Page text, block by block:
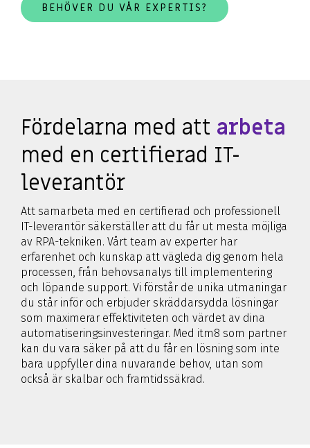
BEHÖVER DU VÅR EXPERTIS?
Fördelarna med att arbeta
med en certifierad IT-
leverantör
Att samarbeta med en certifierad och professionell
IT-leverantör säkerställer att du får ut mesta möjliga
av RPA-tekniken. Vårt team av experter har
erfarenhet och kunskap att vägleda dig genom hela
processen, från behovsanalys till implementering
och löpande support. Vi förstår de unika utmaningar
du står inför och erbjuder skräddarsydda lösningar
som maximerar effektiviteten och värdet av dina
automatiseringsinvesteringar. Med itm8 som partner
kan du vara säker på att du får en lösning som inte
bara uppfyller dina nuvarande behov, utan som
också är skalbar och framtidssäkrad.